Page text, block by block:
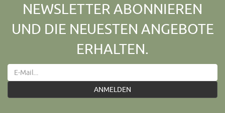
NEWSLETTER ABONNIEREN
UND DIE NEUESTEN ANGEBOTE
ERHALTEN.
ANMELDEN